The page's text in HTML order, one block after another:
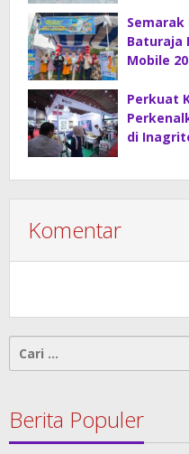
Semarak
Baturaja
Mobile
Perkuat
di
Komentar
untuk:
Berita Populer